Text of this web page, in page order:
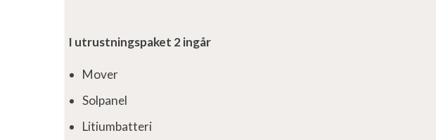
I utrustningspaket 2 ingår
Mover
Solpanel
Litiumbatteri